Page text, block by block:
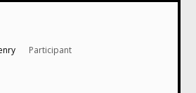
Participant